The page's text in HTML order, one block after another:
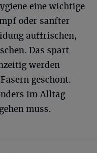
eine wichtige
oder sanfter
auffrischen,
Das spart
werden
geschont.
im Alltag
muss.